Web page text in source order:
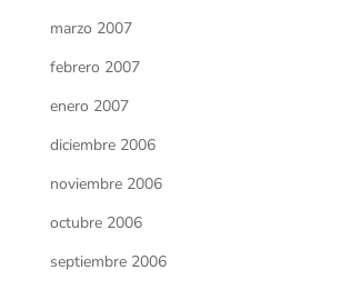
marzo 2007
febrero 2007
enero 2007
diciembre 2006
noviembre 2006
octubre 2006
septiembre 2006